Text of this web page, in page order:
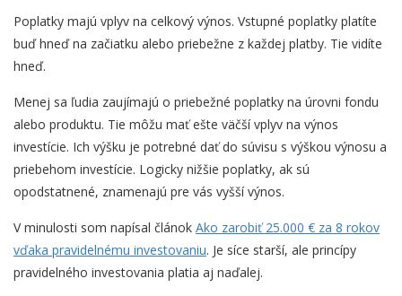
Poplatky majú vplyv na celkový výnos. Vstupné poplatky platíte
buď hneď na začiatku alebo priebežne z každej platby. Tie vidíte
hneď.
Menej sa ľudia zaujímajú o priebežné poplatky na úrovni fondu
alebo produktu. Tie môžu mať ešte väčší vplyv na výnos
investície. Ich výšku je potrebné dať do súvisu s výškou výnosu a
priebehom investície. Logicky nižšie poplatky, ak sú
opodstatnené, znamenajú pre vás vyšší výnos.
V minulosti som napísal článok Ako zarobiť 25.000 € za 8 rokov
vďaka pravidelnému investovaniu. Je síce starší, ale princípy
pravidelného investovania platia aj naďalej.